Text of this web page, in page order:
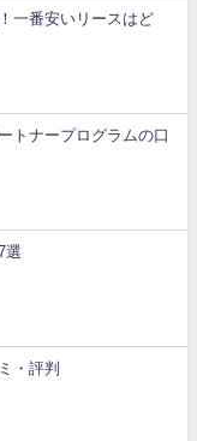
一番安いリースはど
トナープログラムの口
選
・評判